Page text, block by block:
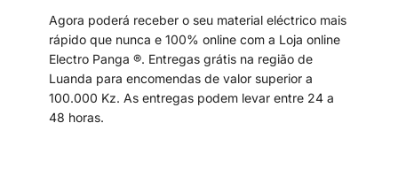
Agora poderá receber o seu material eléctrico mais
rápido que nunca e 100% online com a Loja online
Electro Panga ®. Entregas grátis na região de
Luanda para encomendas de valor superior a
100.000 Kz. As entregas podem levar entre 24 a
48 horas.